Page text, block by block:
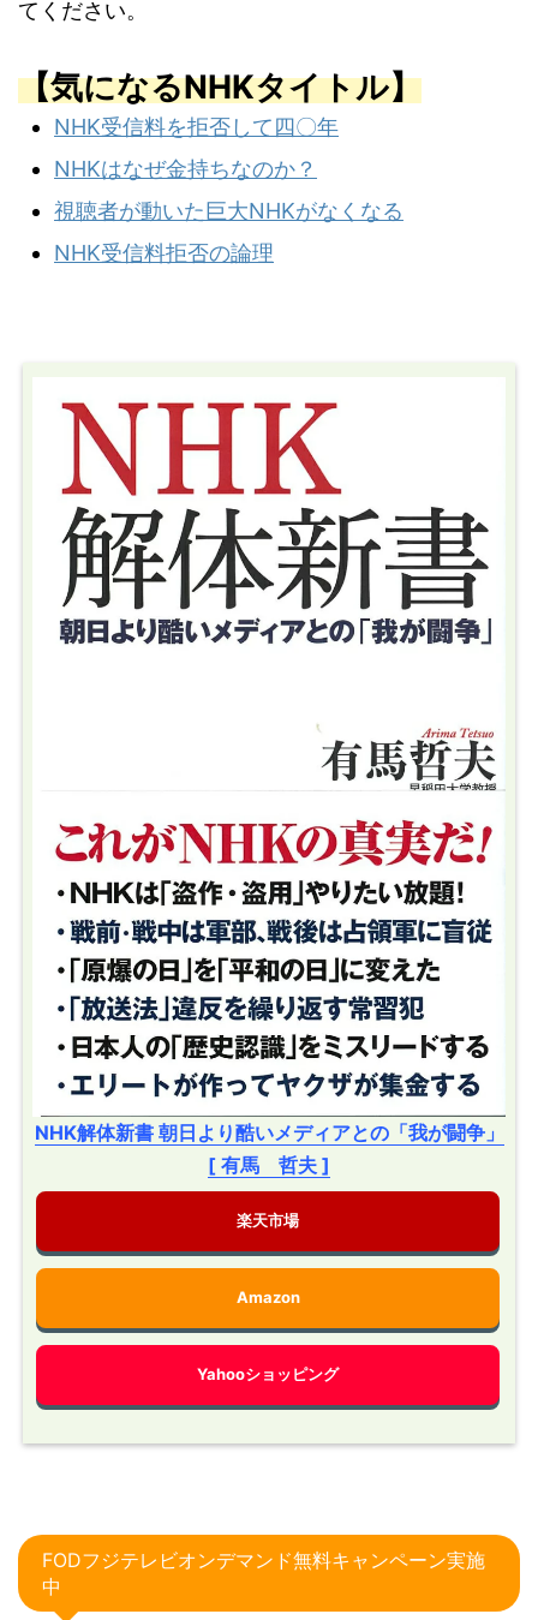
てください。
【気になるNHKタイトル】
NHK受信料を拒否して四〇年
NHKはなぜ金持ちなのか？
視聴者が動いた巨大NHKがなくなる
NHK受信料拒否の論理
NHK解体新書 朝日より酷いメディアとの「我が闘争」
[ 有馬 哲夫 ]
楽天市場
Amazon
Yahooショッピング
FODフジテレビオンデマンド無料キャンペーン実施
中